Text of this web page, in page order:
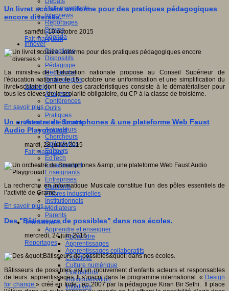
Faits marquants
Interviews
Reportages
Brèves
Agenda
Innover
Didactique
Dispositifs
Pédagogie
Recherche
Technologies
Savoir(s)
Analyses
Conférences
Outils
Pratiques
Acteurs de l'éducation
Animateurs
Chercheurs
Collectivités
Editeurs
EdTech
Encadrement
Enseignants
Entreprises
Etudiants
Filières industrielles
Institutionnels
Médiateurs
Parents
Thématiques
Apprendre et enseigner
Apprendre
Apprentissages
Apprentissages collaboratifs
Créativité
Culture numérique
Evaluations
Individualisation
Initiatives
Un livret scolaire uniforme pour des pratiques pédagogiques
encore diverses.
samedi, 10 octobre 2015
Fait marquant
La ministre de l'Education nationale propose au Conseil Supérieur de
l'éducation nationale le 15 octobre une uniformisation et une simplification du
livret scolaire dont une des caractéristiques consiste à le dématérialiser pour
tous les élèves de la scolarité obligatoire, du CP à la classe de troisième.
En savoir plus...
Un orchestre de Smartphones & une plateforme Web Faust
Audio Playground
mardi, 28 juillet 2015
Fait marquant
La recherche en Informatique Musicale constitue l’un des pôles essentiels de
l’activité de Grame.
En savoir plus...
Des "Bâtisseurs de possibles" dans nos écoles.
mercredi, 24 juin 2015
Reportages
Bâtisseurs de possibles est un mouvement d’enfants acteurs et responsables
de leurs apprentissages. Il s’inscrit dans le programme international « Design
for change» créé en Inde, en 2007 par la pédagogue Kiran Bir Sethi. Il place